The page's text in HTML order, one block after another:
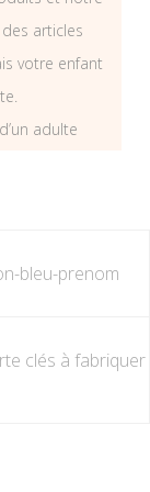
articles
votre enfant
adulte
bleu-prenom
clés à fabriquer